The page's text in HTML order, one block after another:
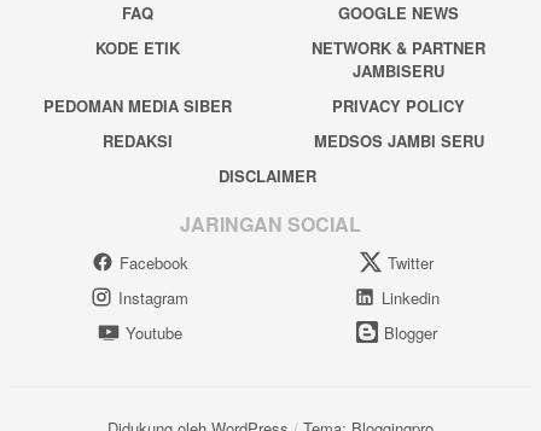
FAQ
GOOGLE NEWS
KODE ETIK
NETWORK & PARTNER
JAMBISERU
PEDOMAN MEDIA SIBER
PRIVACY POLICY
REDAKSI
MEDSOS JAMBI SERU
DISCLAIMER
JARINGAN SOCIAL
Facebook
Twitter
Instagram
Linkedin
Youtube
Blogger